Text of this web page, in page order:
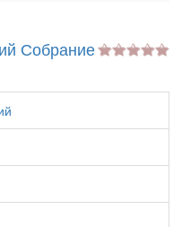
Собрание